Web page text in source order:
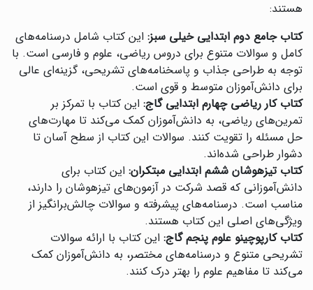
هستند:
کتاب جامع دوم ابتدایی خیلی سبز: این کتاب شامل درسنامه‌های
کامل و سوالات متنوع برای دروس ریاضی، علوم و فارسی است. با
توجه به طراحی جذاب و پاسخنامه‌های تشریحی، گزینه‌ای عالی
برای دانش‌آموزان متوسط و قوی است.
کتاب کار ریاضی چهارم ابتدایی گاج: این کتاب با تمرکز بر
تمرین‌های ریاضی، به دانش‌آموزان کمک می‌کند تا مهارت‌های
حل مسئله را تقویت کنند. سوالات این کتاب از سطح آسان تا
دشوار طراحی شده‌اند.
کتاب تیزهوشان ششم ابتدایی مبتکران: این کتاب برای
دانش‌آموزانی که قصد شرکت در آزمون‌های تیزهوشان را دارند،
مناسب است. درسنامه‌های پیشرفته و سوالات چالش‌برانگیز از
ویژگی‌های اصلی این کتاب هستند.
کتاب کارپوچینو علوم پنجم گاج: این کتاب با ارائه سوالات
تشریحی متنوع و درسنامه‌های مختصر، به دانش‌آموزان کمک
می‌کند تا مفاهیم علوم را بهتر درک کنند.